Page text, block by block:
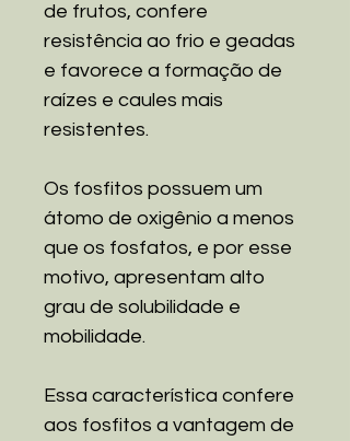
de frutos, confere
resistência ao frio e geadas
e favorece a formação de
raízes e caules mais
resistentes.
Os fosfitos possuem um
átomo de oxigênio a menos
que os fosfatos, e por esse
motivo, apresentam alto
grau de solubilidade e
mobilidade.
Essa característica confere
aos fosfitos a vantagem de